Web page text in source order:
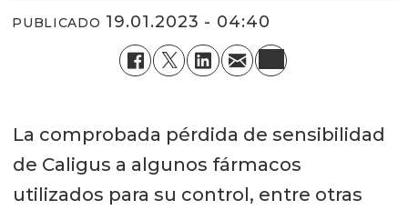
PUBLICADO 19.01.2023 - 04:40
La comprobada pérdida de sensibilidad
de Caligus a algunos fármacos
utilizados para su control, entre otras